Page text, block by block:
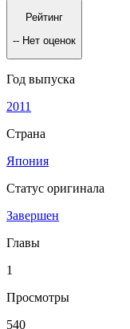
Рейтинг
-- Нет оценок
Год выпуска
2011
Страна
Япония
Статус оригинала
Завершен
Главы
1
Просмотры
540